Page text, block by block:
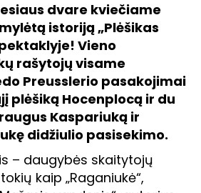
dvare kviečiame
istoriją „Plėšikas
Vieno
rašytojų visame
Preusslerio pasakojimai
plėšiką Hocenplocą ir du
Kaspariuką ir
didžiulio pasisekimo.
– daugybės skaitytojų
kaip „Raganiukė“,